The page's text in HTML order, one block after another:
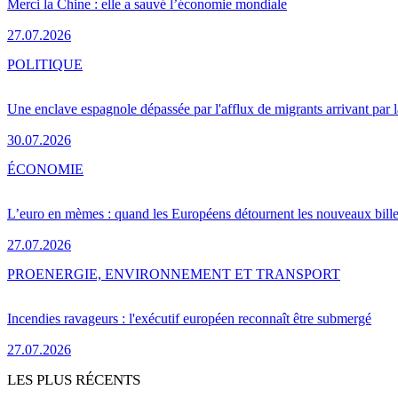
Merci la Chine : elle a sauvé l’économie mondiale
27.07.2026
Une enclave espagnole dépassée par l'afflux de migrants arrivant par
30.07.2026
POLITIQUE
L’euro en mèmes : quand les Européens détournent les nouveaux
27.07.2026
ÉCONOMIE
Incendies ravageurs : l'exécutif européen reconnaît être submergé
27.07.2026
PROENERGIE, ENVIRONNEMENT ET TRANSPORT
LES PLUS RÉCENTS